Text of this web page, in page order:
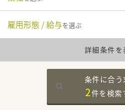
雇用形態 / 給与を選ぶ
詳細条件を
条件に合う
2件を検索